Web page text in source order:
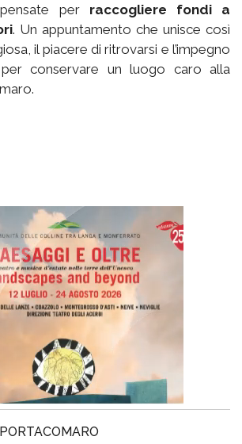
per raccogliere fondi a
. Un appuntamento che unisce così
il piacere di ritrovarsi e l’impegno
conservare un luogo caro alla
PORTACOMARO